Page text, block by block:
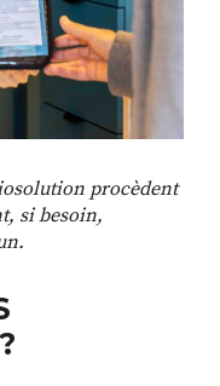
procèdent
si besoin,